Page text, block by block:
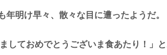
年明け早々、散々な目に遭ったようだ。
しておめでとうございま食あたり！」と